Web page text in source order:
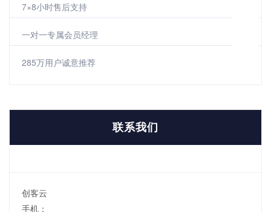
7×8小时售后支持
一对一专属会员经理
285万用户诚意推荐
联系我们
创客云
手机：